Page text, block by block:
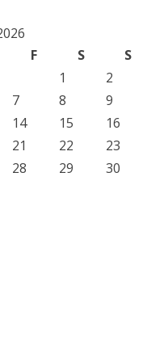
F S
S
1
2
7 8
9
14 15
16
21 22
23
28 29
30